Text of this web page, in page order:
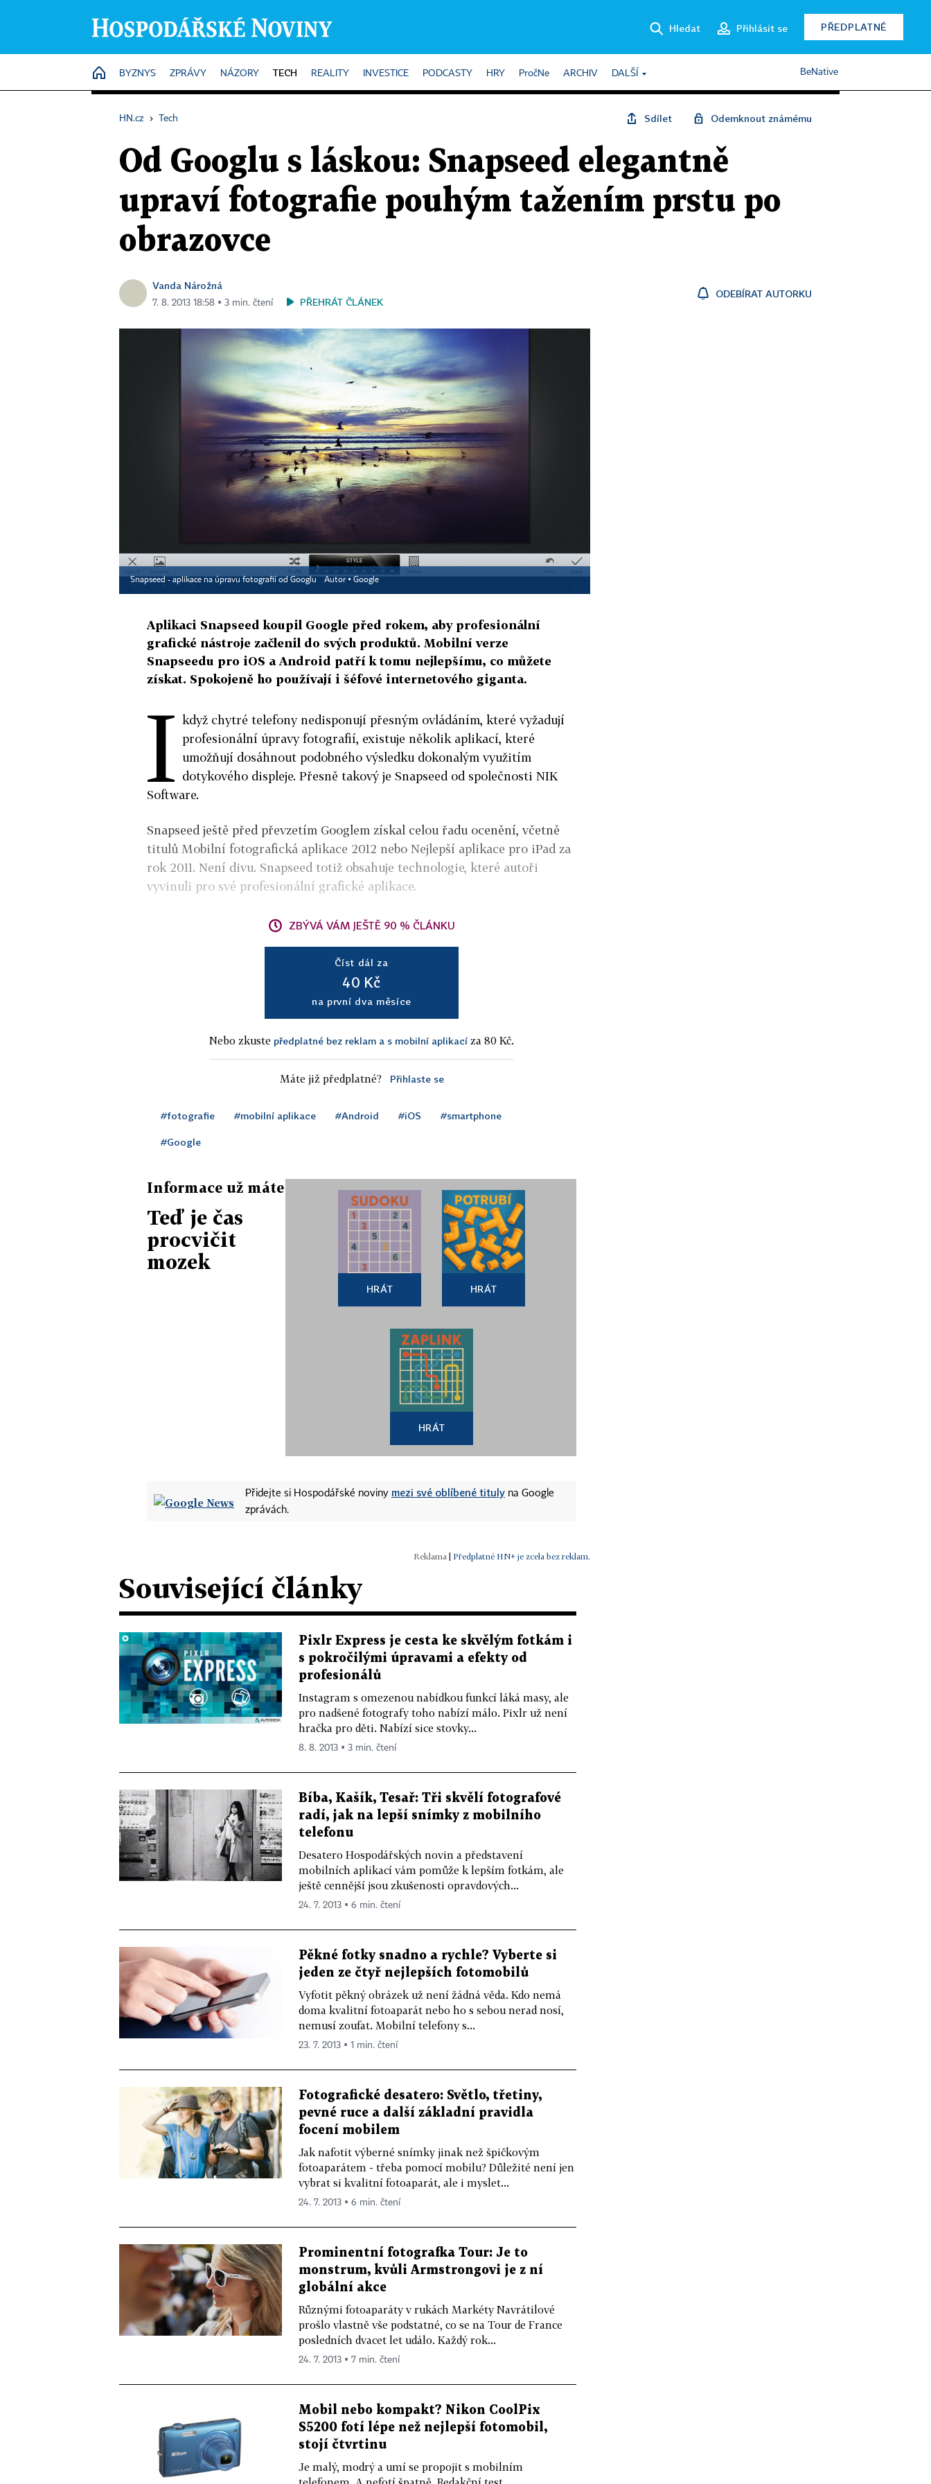
Hledat Přihlásit se PŘEDPLATNÉ
HOME
BYZNYS ZPRÁVY NÁZORY TECH REALITY INVESTICE PODCASTY HRY PročNe ARCHIV DALŠÍ BeNative
HN.cz › Tech Sdílet Odemknout známému
Od Googlu s láskou: Snapseed elegantně
upraví fotografie pouhým tažením prstu po
obrazovce
Vanda Nárožná
7. 8. 2013 18:58 ▪ 3 min. čtení PŘEHRÁT ČLÁNEK
ODEBÍRAT AUTORKU
Snapseed - aplikace na úpravu fotografií od Googlu Autor ▪ Google
Aplikaci Snapseed koupil Google před rokem, aby profesionální
grafické nástroje začlenil do svých produktů. Mobilní verze
Snapseedu pro iOS a Android patří k tomu nejlepšímu, co můžete
získat. Spokojeně ho používají i šéfové internetového giganta.
I když chytré telefony nedisponují přesným ovládáním, které vyžadují
profesionální úpravy fotografií, existuje několik aplikací, které
umožňují dosáhnout podobného výsledku dokonalým využitím
dotykového displeje. Přesně takový je Snapseed od společnosti NIK
Software.
Snapseed ještě před převzetím Googlem získal celou řadu ocenění, včetně
titulů Mobilní fotografická aplikace 2012 nebo Nejlepší aplikace pro iPad za
rok 2011. Není divu. Snapseed totiž obsahuje technologie, které autoři
vyvinuli pro své profesionální grafické aplikace.
ZBÝVÁ VÁM JEŠTĚ 90 % ČLÁNKU
Číst dál za
40 Kč
na první dva měsíce
Nebo zkuste předplatné bez reklam a s mobilní aplikací za 80 Kč.
Máte již předplatné? Přihlaste se
#fotografie #mobilní aplikace #Android #iOS #smartphone
#Google
Informace už máte
Teď je čas
procvičit
mozek
HRÁT HRÁT
HRÁT
Přidejte si Hospodářské noviny mezi své oblíbené tituly na Google
zprávách.
| Předplatné HN+ je zcela bez reklam.
Související články
Pixlr Express je cesta ke skvělým fotkám i
s pokročilými úpravami a efekty od
profesionálů
Instagram s omezenou nabídkou funkcí láká masy, ale
pro nadšené fotografy toho nabízí málo. Pixlr už není
hračka pro děti. Nabízí sice stovky...
8. 8. 2013 ▪ 3 min. čtení
Bíba, Kašík, Tesař: Tři skvělí fotografové
radí, jak na lepší snímky z mobilního
telefonu
Desatero Hospodářských novin a představení
mobilních aplikací vám pomůže k lepším fotkám, ale
ještě cennější jsou zkušenosti opravdových...
24. 7. 2013 ▪ 6 min. čtení
Pěkné fotky snadno a rychle? Vyberte si
jeden ze čtyř nejlepších fotomobilů
Vyfotit pěkný obrázek už není žádná věda. Kdo nemá
doma kvalitní fotoaparát nebo ho s sebou nerad nosí,
nemusí zoufat. Mobilní telefony s...
23. 7. 2013 ▪ 1 min. čtení
Fotografické desatero: Světlo, třetiny,
pevné ruce a další základní pravidla
focení mobilem
Jak nafotit výberné snímky jinak než špičkovým
fotoaparátem - třeba pomocí mobilu? Důležité není jen
vybrat si kvalitní fotoaparát, ale i myslet...
24. 7. 2013 ▪ 6 min. čtení
Prominentní fotografka Tour: Je to
monstrum, kvůli Armstrongovi je z ní
globální akce
Různými fotoaparáty v rukách Markéty Navrátilové
prošlo vlastně vše podstatné, co se na Tour de France
posledních dvacet let událo. Každý rok...
24. 7. 2013 ▪ 7 min. čtení
Mobil nebo kompakt? Nikon CoolPix
S5200 fotí lépe než nejlepší fotomobil,
stojí čtvrtinu
Je malý, modrý a umí se propojit s mobilním